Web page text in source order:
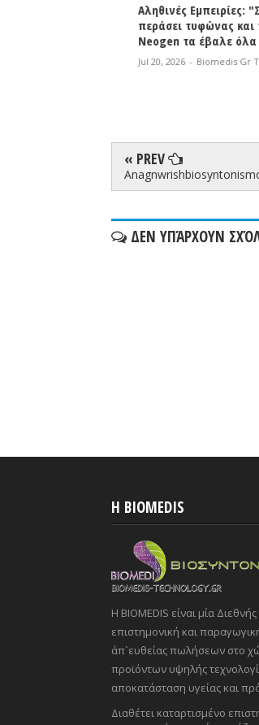
Αληθινές Εμπειρίες: "Σα
περάσει τυφώνας και το
Neogen τα έβαλε όλα σε
Jul 20, 2026 - Biomedis Gr Team
« PREV
ΔΕΝ ΥΠΆΡΧΟΥΝ
H BIOMEDIS
Η BIOMEDIS είναι μία Διεθνής
επιστημονική και
άπ`ευθείας πωλήσεων στο
προϊόντων υψηλής
αποκατάσταση υγείας και
Διαθέτει καταρτισμένο